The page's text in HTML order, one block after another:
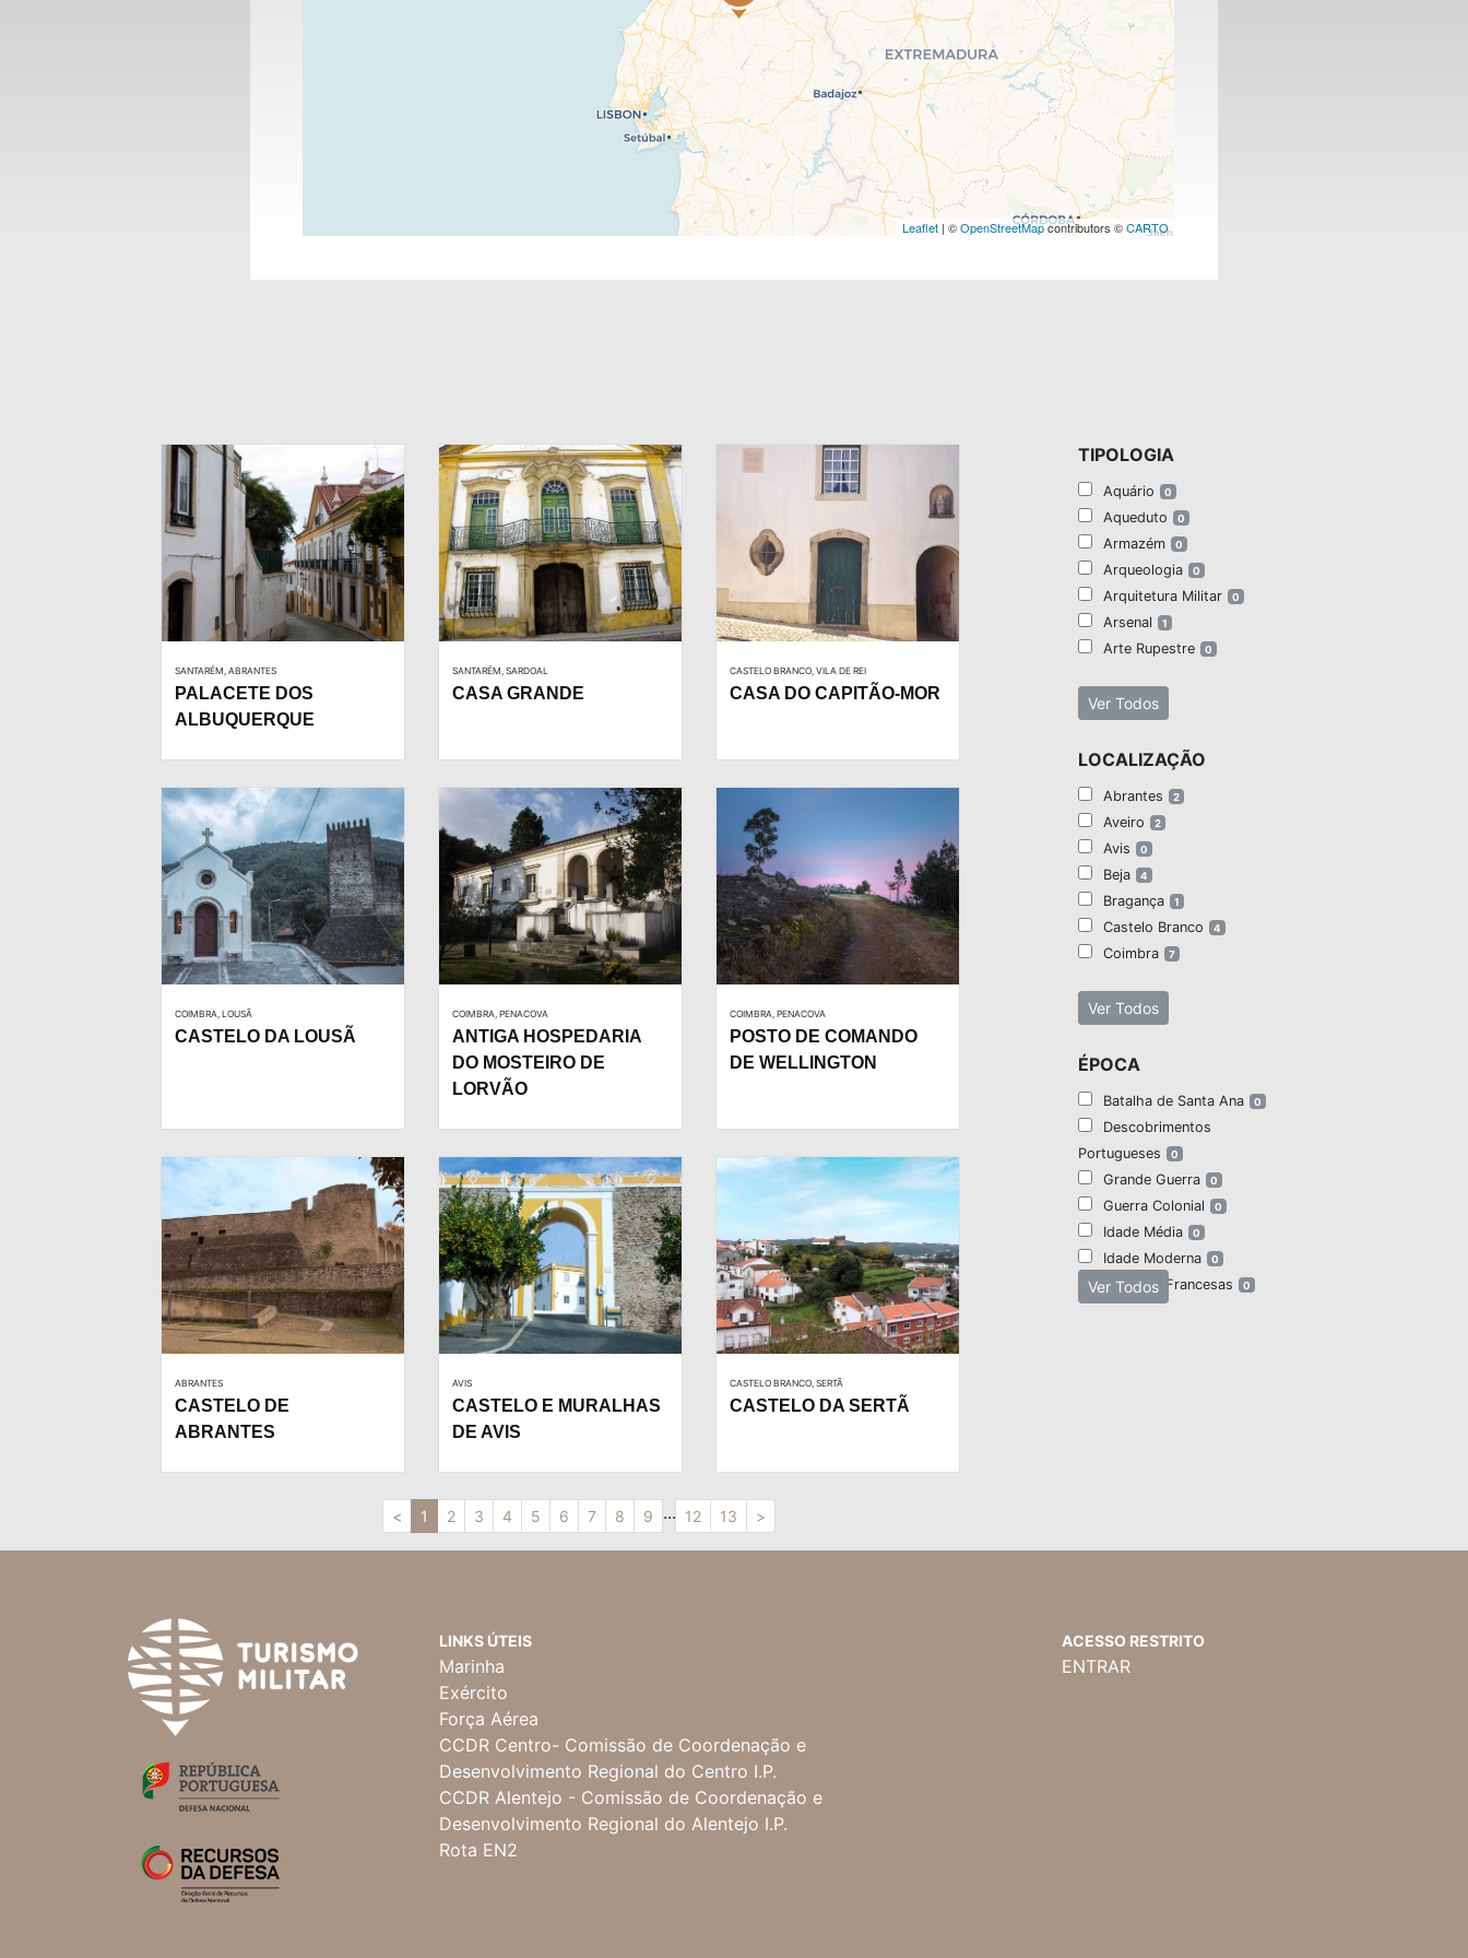
Leaflet| ©OpenStreetMapcontributors ©CARTO
SANTARÉM, ABRANTES
PALACETE DOS
ALBUQUERQUE
SANTARÉM, SARDOAL
CASA GRANDE
CASTELO BRANCO, VILA DE REI
CASA DO CAPITÃO-MOR
COIMBRA, LOUSÃ
CASTELO DA LOUSÃ
COIMBRA, PENACOVA
ANTIGA HOSPEDARIA
DO MOSTEIRO DE
LORVÃO
COIMBRA, PENACOVA
POSTO DE COMANDO
DE WELLINGTON
ABRANTES
CASTELO DE
ABRANTES
AVIS
CASTELO E MURALHAS
DE AVIS
CASTELO BRANCO, SERTÃ
CASTELO DA SERTÃ
< 1 2 3 4 5 6 7 8 9 ... 12 13 >
TIPOLOGIA
Aquário 0
Aqueduto 0
Armazém 0
Arqueologia 0
Arquitetura Militar 0
Arsenal 1
Arte Rupestre 0
Ver Todos
LOCALIZAÇÃO
Abrantes 2
Aveiro 2
Avis 0
Beja 4
Bragança 1
Castelo Branco 4
Coimbra 7
Ver Todos
ÉPOCA
Batalha de Santa Ana 0
Descobrimentos
Portugueses
0
Grande Guerra 0
Guerra Colonial 0
Idade Média 0
Idade Moderna 0
Invasões Francesas 0
Ver Todos
LINKS ÚTEIS
Marinha
Exército
Força Aérea
CCDR Centro- Comissão de Coordenação e
Desenvolvimento Regional do Centro I.P.
CCDR Alentejo - Comissão de Coordenação e
Desenvolvimento Regional do Alentejo I.P.
Rota EN2
ACESSO RESTRITO
ENTRAR